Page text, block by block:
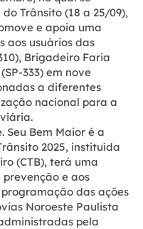
Trânsito (18 a 25/09),
e apoia uma
aos usuários das
Brigadeiro Faria
333) em nove
a diferentes
nacional para a
Bem Maior é a
2025, instituída
(CTB), terá uma
e aos
das ações
Noroeste Paulista
pela